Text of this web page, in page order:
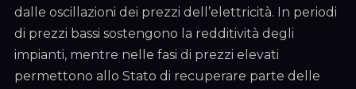
dalle oscillazioni dei prezzi dell’elettricità. In periodi
di prezzi bassi sostengono la redditività degli
impianti, mentre nelle fasi di prezzi elevati
permettono allo Stato di recuperare parte delle